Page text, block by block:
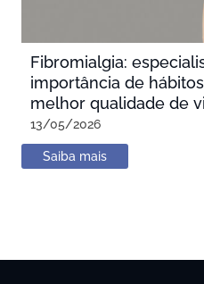
Fibromialgia:
importância de
melhor qualidade de
13/05/2026
Saiba mais